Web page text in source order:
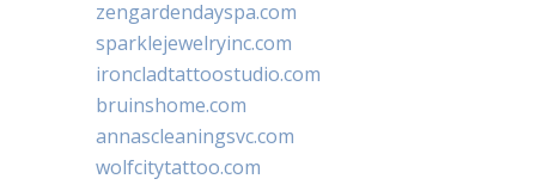
zengardendayspa.com
sparklejewelryinc.com
ironcladtattoostudio.com
bruinshome.com
annascleaningsvc.com
wolfcitytattoo.com